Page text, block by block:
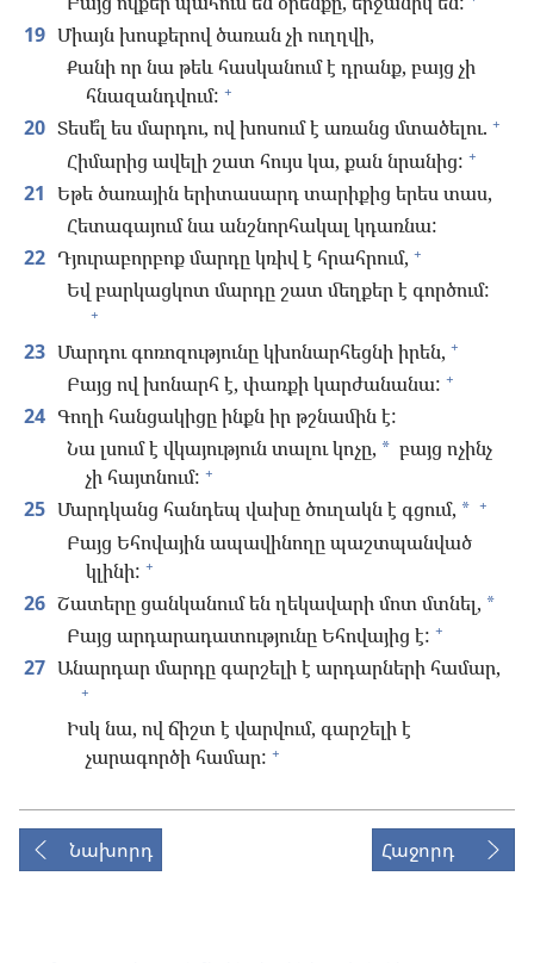
19 Միայն խոսքերով ծառան չի ուղղվի,
Քանի որ նա թեև հասկանում է դրանք, բայց չի
հնազանդվում: +
20 Տեսե՞լ ես մարդու, ով խոսում է առանց մտածելու. +
Հիմարից ավելի շատ հույս կա, քան նրանից: +
21 Եթե ծառային երիտասարդ տարիքից երես տաս,
Հետագայում նա անշնորհակալ կդառնա:
22 Դյուրաբորբոք մարդը կռիվ է հրահրում, +
Եվ բարկացկոտ մարդը շատ մեղքեր է գործում:
+
23 Մարդու գոռոզությունը կխոնարհեցնի իրեն, +
Բայց ով խոնարհ է, փառքի կարժանանա: +
24 Գողի հանցակիցը ինքն իր թշնամին է:
Նա լսում է վկայություն տալու կոչը, * բայց ոչինչ
չի հայտնում: +
25 Մարդկանց հանդեպ վախը ծուղակն է գցում, * +
Բայց Եհովային ապավինողը պաշտպանված
կլինի: +
26 Շատերը ցանկանում են ղեկավարի մոտ մտնել, *
Բայց արդարադատությունը Եհովայից է: +
27 Անարդար մարդը գարշելի է արդարների համար,
+
Իսկ նա, ով ճիշտ է վարվում, գարշելի է
չարագործի համար: +
Նախորդ Հաջորդ